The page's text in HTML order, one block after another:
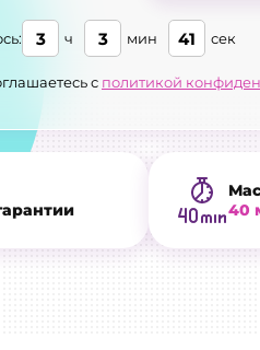
3 ч 3 мин 40 сек
с политикой
40